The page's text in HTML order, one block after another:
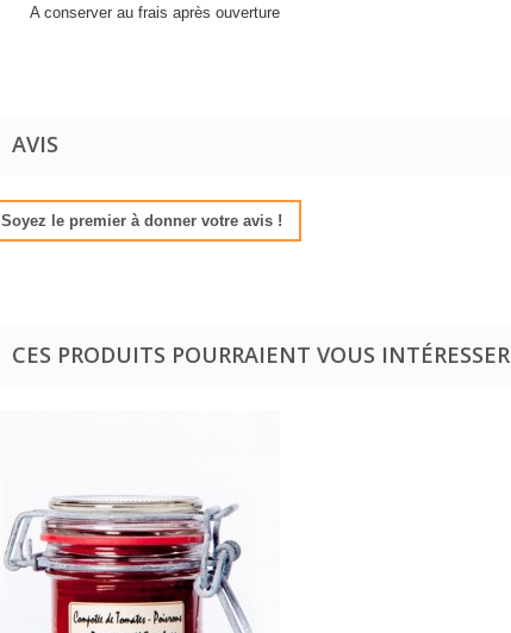
A conserver au frais après ouverture
AVIS
Soyez le premier à donner votre avis !
CES PRODUITS POURRAIENT VOUS INTÉRESSER